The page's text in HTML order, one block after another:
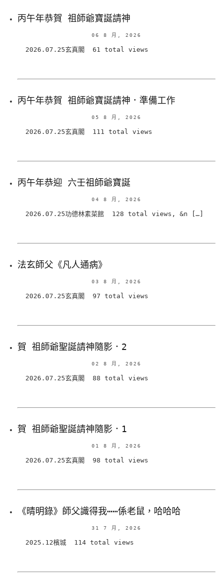
丙午年恭賀 祖師爺寶誕請神
06 8 月, 2026
2026.07.25玄真閣 61 total views
丙午年恭賀 祖師爺寶誕請神．準備工作
05 8 月, 2026
2026.07.25玄真閣 111 total views
丙午年恭迎 六壬祖師爺寶誕
04 8 月, 2026
2026.07.25功德林素菜館 128 total views, &n […]
法玄師父《凡人通病》
03 8 月, 2026
2026.07.25玄真閣 97 total views
賀 祖師爺聖誕請神隨影．2
02 8 月, 2026
2026.07.25玄真閣 88 total views
賀 祖師爺聖誕請神隨影．1
01 8 月, 2026
2026.07.25玄真閣 98 total views
《晴明錄》師父識得我⋯⋯係老鼠，哈哈哈
31 7 月, 2026
2025.12檳城 114 total views